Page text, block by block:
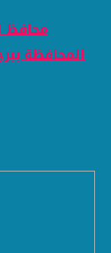
محافظ
المحافظة